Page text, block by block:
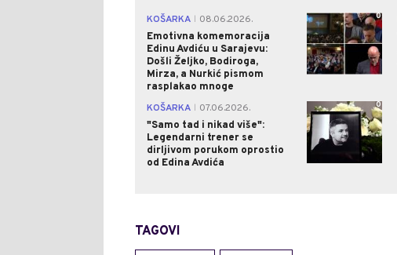
KOŠARKA
08.06.2026.
Emotivna komemoracija
Edinu Avdiću u Sarajevu:
Došli Željko, Bodiroga,
Mirza, a Nurkić pismom
rasplakao mnoge
0
KOŠARKA
07.06.2026.
"Samo tad i nikad više":
Legendarni trener se
dirljivom porukom oprostio
od Edina Avdića
0
TAGOVI